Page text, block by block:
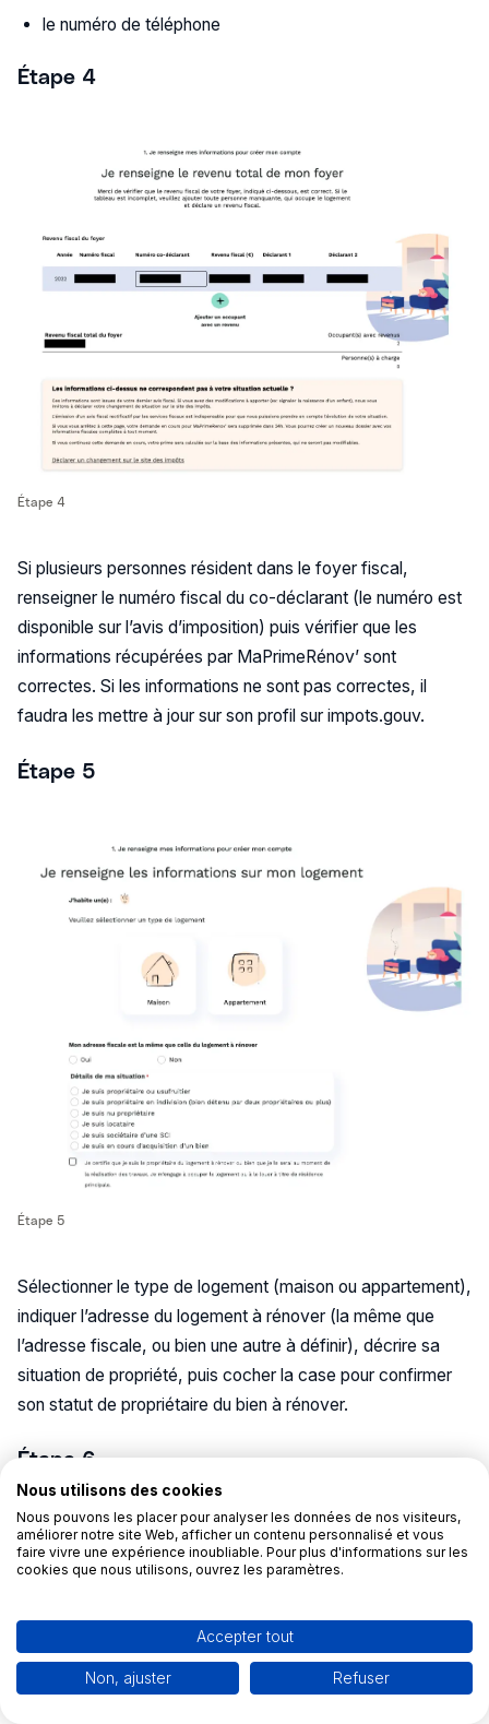
le numéro de téléphone
Étape 4
Étape 4
Si plusieurs personnes résident dans le foyer fiscal,
renseigner le numéro fiscal du co-déclarant (le numéro est
disponible sur l’avis d’imposition) puis vérifier que les
informations récupérées par MaPrimeRénov’ sont
correctes. Si les informations ne sont pas correctes, il
faudra les mettre à jour sur son profil sur impots.gouv.
Étape 5
Étape 5
Sélectionner le type de logement (maison ou appartement),
indiquer l’adresse du logement à rénover (la même que
l’adresse fiscale, ou bien une autre à définir), décrire sa
situation de propriété, puis cocher la case pour confirmer
son statut de propriétaire du bien à rénover.
Étape 6
Nous utilisons des cookies
Nous pouvons les placer pour analyser les données de nos visiteurs,
améliorer notre site Web, afficher un contenu personnalisé et vous
faire vivre une expérience inoubliable. Pour plus d'informations sur les
cookies que nous utilisons, ouvrez les paramètres.
Accepter tout
Non, ajuster Refuser